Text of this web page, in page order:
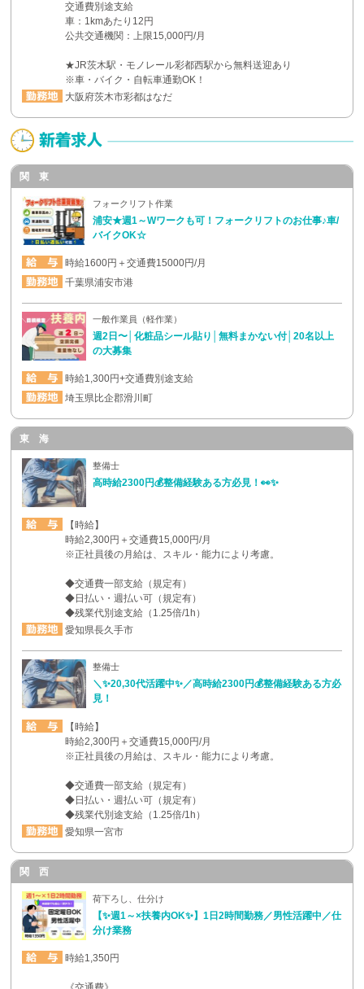
交通費別途支給
車：1kmあたり12円
公共交通機関：上限15,000円/月
★JR茨木駅・モノレール彩都西駅から無料送迎あり
※車・バイク・自転車通勤OK！
大阪府茨木市彩都はなだ
関 東
フォークリフト作業
浦安★週1～Wワークも可！フォークリフトのお仕事♪車/
バイクOK☆
時給1600円＋交通費15000円/月
千葉県浦安市港
一般作業員（軽作業）
週2日〜│化粧品シール貼り│無料まかない付│20名以上
の大募集
時給1,300円+交通費別途支給
埼玉県比企郡滑川町
東 海
整備士
高時給2300円💰整備経験ある方必見！👀✨
【時給】
時給2,300円＋交通費15,000円/月
※正社員後の月給は、スキル・能力により考慮。
◆交通費一部支給（規定有）
◆日払い・週払い可（規定有）
◆残業代別途支給（1.25倍/1h）
愛知県長久手市
整備士
＼✨20,30代活躍中✨／高時給2300円💰整備経験ある方必
見！
【時給】
時給2,300円＋交通費15,000円/月
※正社員後の月給は、スキル・能力により考慮。
◆交通費一部支給（規定有）
◆日払い・週払い可（規定有）
◆残業代別途支給（1.25倍/1h）
愛知県一宮市
関 西
荷下ろし、仕分け
【✨週1～×扶養内OK✨】1日2時間勤務／男性活躍中／仕
分け業務
時給1,350円